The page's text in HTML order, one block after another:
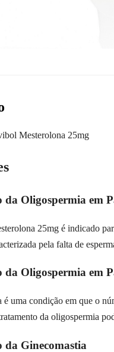
Mesterolona 25mg
Oligospermia em
25mg é indicado
pela falta de
Oligospermia em
uma condição em que o
da oligospermia
da Ginecomastia